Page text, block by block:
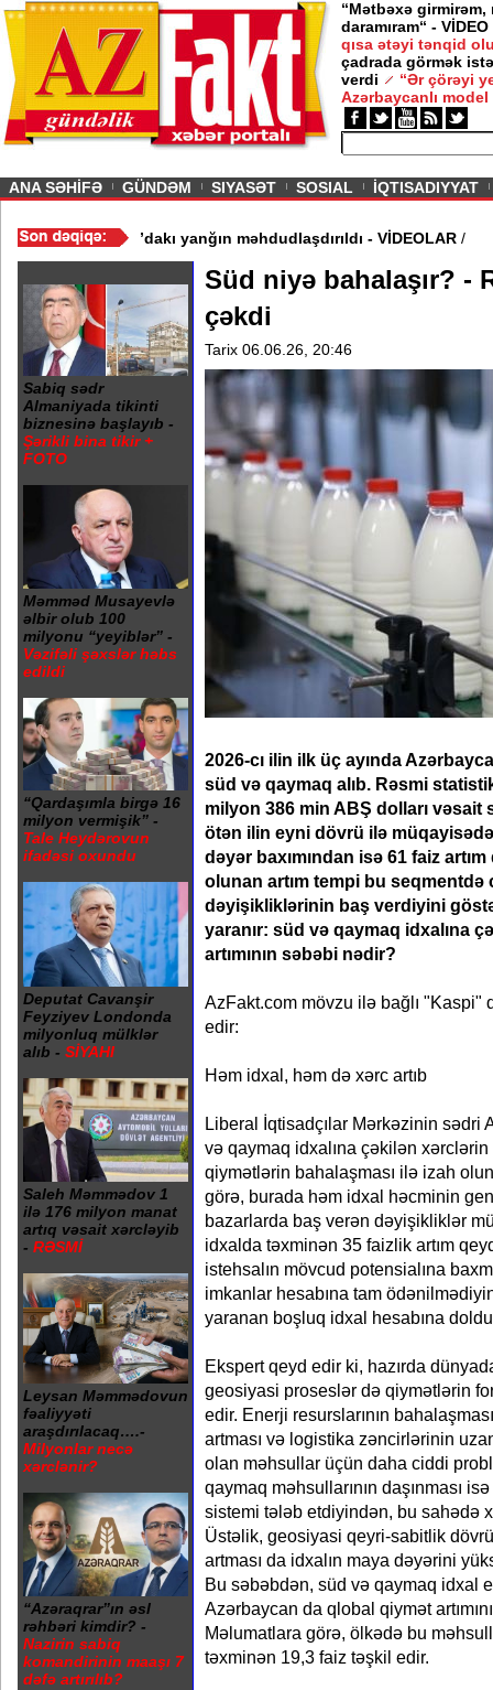
“Mətbəxə girmirəm,
daramıram“ - VİDEO
qısa ətəyi tənqid
çadrada görmək
verdi
“Ər çörəyi
Azərbaycanlı model
ANA SƏHİFƏ GÜNDƏM SIYASƏT SOSIAL İQTISADIYYAT
haqqında /“Tarqovı”dakı yanğın məhdudlaşdırıldı -
Sabiq sədr
Almaniyada tikinti
biznesinə başlayıb -
Şərikli bina tikir +
FOTO
Məmməd Musayevlə
əlbir olub 100
milyonu “yeyiblər” -
Vəzifəli şəxslər həbs
edildi
“Qardaşımla birgə 16
milyon vermişik” -
Tale Heydərovun
ifadəsi oxundu
Deputat Cavanşir
Feyziyev Londonda
milyonluq mülklər
alıb - SİYAHI
Saleh Məmmədov 1
ilə 176 milyon manat
artıq vəsait xərcləyib
- RƏSMİ
Leysan Məmmədovun
fəaliyyəti
araşdırılacaq….-
Milyonlar necə
xərclənir?
“Azəraqrar”ın əsl
rəhbəri kimdir? -
Nazirin sabiq
komandirinin maaşı 7
dəfə artırılıb?
Süd niyə bahalaşır? -
çəkdi
Tarix 06.06.26, 20:46
2026-cı ilin ilk üç ayında
süd və qaymaq alıb. Rəsmi
milyon 386 min ABŞ dolları
ötən ilin eyni dövrü ilə müqayisədə
dəyər baxımından isə 61 faiz
olunan artım tempi bu
dəyişikliklərinin baş verdiyini
yaranır: süd və qaymaq idxalına
artımının səbəbi nədir?
AzFakt.com mövzu ilə bağlı "Kaspi"
edir:
Həm idxal, həm də xərc artıb
Liberal İqtisadçılar Mərkəzinin sədri
və qaymaq idxalına çəkilən xərclərin
qiymətlərin bahalaşması ilə izah
görə, burada həm idxal həcminin
bazarlarda baş verən dəyişikliklər
idxalda təxminən 35 faizlik artım
istehsalın mövcud potensialına
imkanlar hesabına tam
yaranan boşluq idxal hesabına
Ekspert qeyd edir ki, hazırda
geosiyasi proseslər də qiymətlərin
edir. Enerji resurslarının
artması və logistika zəncirlərinin
olan məhsullar üçün daha ciddi
qaymaq məhsullarının daşınması
sistemi tələb etdiyindən, bu sahədə
Üstəlik, geosiyasi qeyri-sabitlik
artması da idxalın maya dəyərini
Bu səbəbdən, süd və qaymaq idxal
Azərbaycan da qlobal qiymət
Məlumatlara görə, ölkədə bu
təxminən 19,3 faiz təşkil edir.